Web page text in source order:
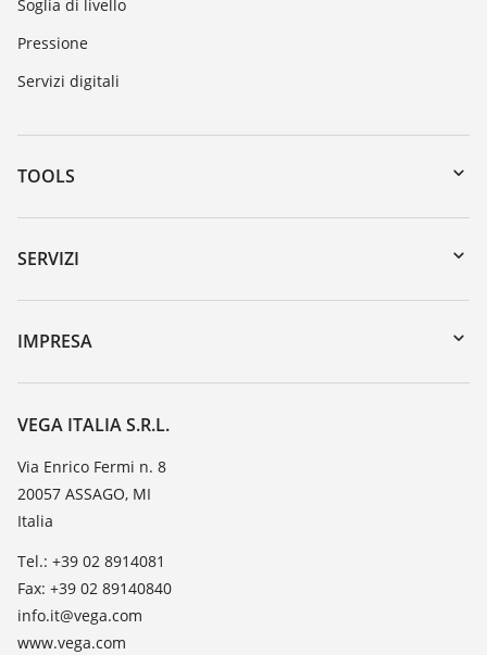
Soglia di livello
Pressione
Servizi digitali
TOOLS
Downloads
Ricerca numero di serie
DTM Collection/PACTware
SERVIZI
Reso apparecchio
Seminari
Lista resistenza
TeamViewer
IMPRESA
VEGA, l'azienda
Contatto
Novità
Stampa
Blog
VEGA ITALIA S.R.L.
Via Enrico Fermi n. 8
20057 ASSAGO, MI
Italia
Tel.: +39 02 8914081
Fax: +39 02 89140840
info.it@vega.com
www.vega.com